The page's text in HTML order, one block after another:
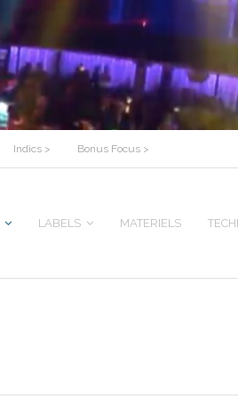
Indics > Bonus Focus >
LABELS MATERIELS